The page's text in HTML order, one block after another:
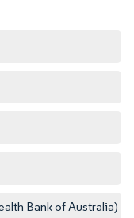
Bank of Australia)